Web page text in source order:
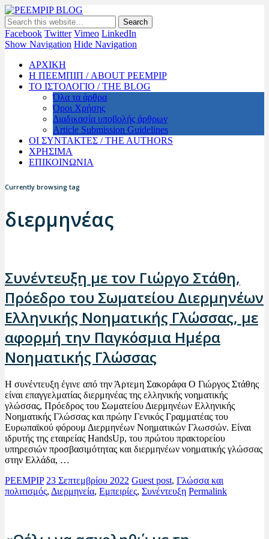
The official blog of PEEMPIP
Facebook Twitter Vimeo LinkedIn
Show Navigation Hide Navigation
ΑΡΧΙΚΗ
Η ΠΕΕΜΠΙΠ / ABOUT PEEMPIP
ΤΟ ΙΣΤΟΛΟΓΙΟ / THE BLOG
Όλα τα άρθρα
Όροι Χρήσης
Διαδικασία υποβολής άρθρων
Article Submission Guidelines
ΟΙ ΣΥΝΤΑΚΤΕΣ / THE AUTHORS
ΧΡΗΣΙΜΑ
ΕΠΙΚΟΙΝΩΝΙΑ
Currently browsing tag
διερμηνέας
Συνέντευξη με τον Γιώργο Στάθη,
Πρόεδρο του Σωματείου Διερμηνέων
Ελληνικής Νοηματικής Γλώσσας, με
αφορμή την Παγκόσμια Ημέρα
Νοηματικής Γλώσσας
Η συνέντευξη έγινε από την Άρτεμη Σακοράφα Ο Γιώργος Στάθης
είναι επαγγελματίας διερμηνέας της ελληνικής νοηματικής
γλώσσας, Πρόεδρος του Σωματείου Διερμηνέων Ελληνικής
Νοηματικής Γλώσσας και πρώην Γενικός Γραμματέας του
Ευρωπαϊκού φόρουμ Διερμηνέων Νοηματικών Γλωσσών. Είναι
ιδρυτής της εταιρείας HandsUp, του πρώτου πρακτορείου
υπηρεσιών προσβασιμότητας και διερμηνέων νοηματικής γλώσσας
στην Ελλάδα, …
PEEMPIP 23 Σεπτεμβρίου 2022 Guest post, Γλώσσα και
πολιτισμός, Διερμηνεία, Εμπειρίες, Συνέντευξη Permalink